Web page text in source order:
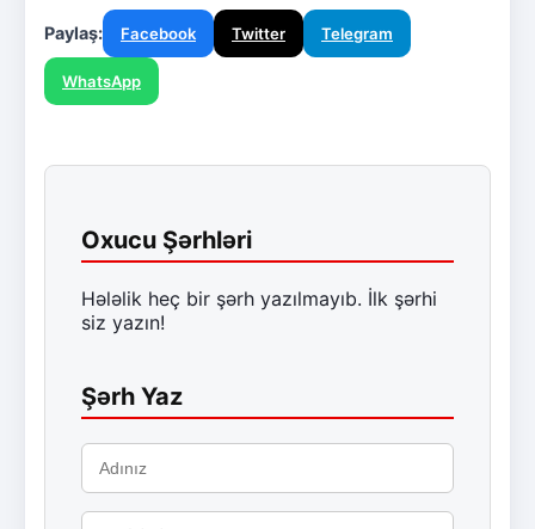
Paylaş: Facebook Twitter Telegram
WhatsApp
Oxucu Şərhləri
Hələlik heç bir şərh yazılmayıb. İlk şərhi
siz yazın!
Şərh Yaz